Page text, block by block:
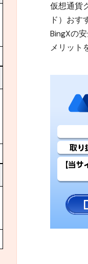
仮想通貨
ド）おす
BingXの
メリット